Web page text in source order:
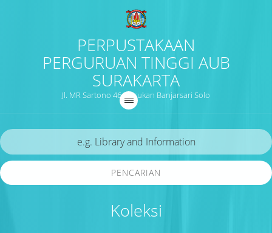
PERPUSTAKAAN
PERGURUAN TINGGI AUB
SURAKARTA
Jl. MR Sartono 46 Nusukan Banjarsari Solo
Koleksi
PENCARIAN